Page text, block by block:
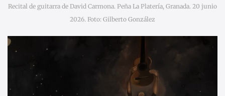
Recital de guitarra de David Carmona. Peña La Platería, Granada. 20 junio
2026. Foto: Gilberto González